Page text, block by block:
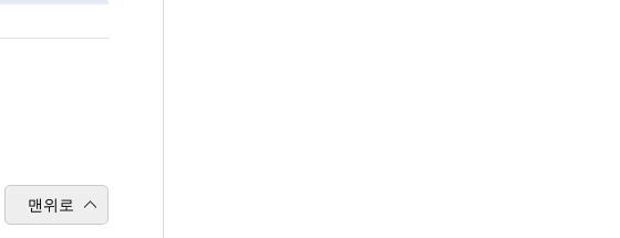
맨위로